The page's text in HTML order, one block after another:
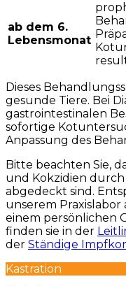
ab dem 6.
Lebensmonat
Dieses
gesunde Tiere. Bei
gastrointestinalen
sofortige
Anpassung des
Bitte beachten Sie,
und Kokzidien
abgedeckt sind.
unserem Praxislabor
einem persönlichen
finden sie in der
der Ständige
Kastration